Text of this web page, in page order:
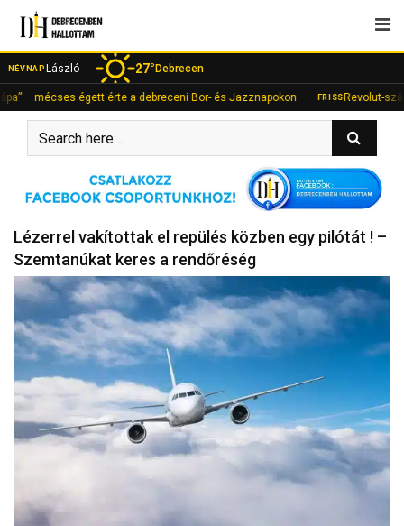
content
NÉVNAP László 27°Debrecen
égett érte a debreceni Bor- és Jazznapokon FRISS Revolut-számlán
Lézerrel vakítottak el repülés közben egy pilótát ! –
Szemtanúkat keres a rendőréség